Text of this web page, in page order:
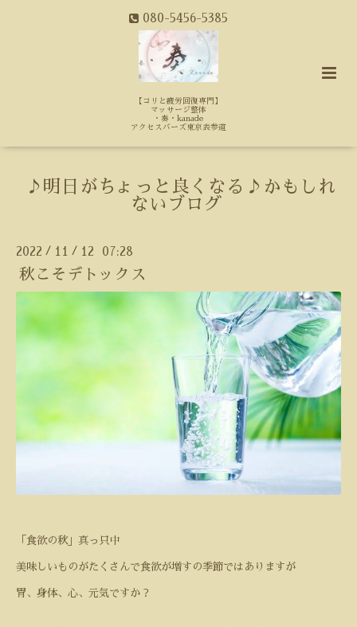
080-5456-5385
【コリと疲労回復専門】
マッサージ整体
・奏・kanade
アクセスバーズ東京表参道
♪明日がちょっと良くなる♪かもしれ
ないブログ
2022 / 11 / 12 07:28
秋こそデトックス
「食欲の秋」真っ只中
美味しいものがたくさんで食欲が増すの季節ではありますが
胃、身体、心、元気ですか？